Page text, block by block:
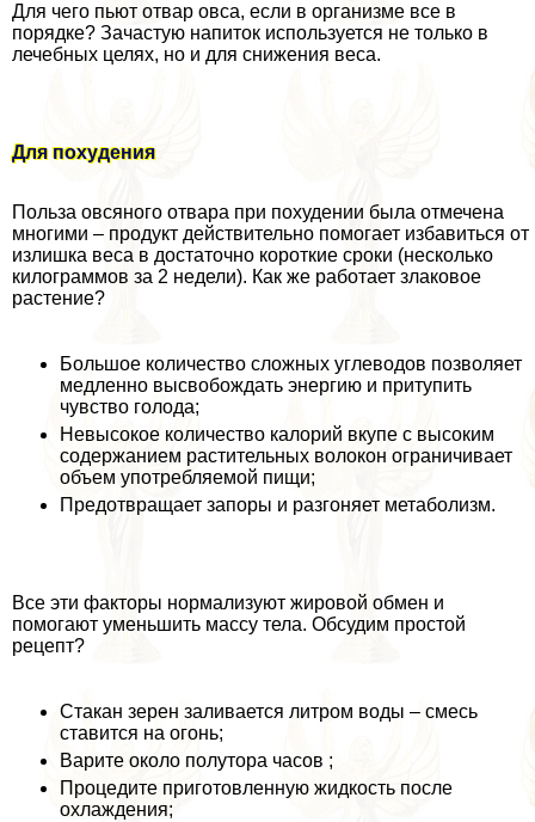
Для чего пьют отвар овса, если в организме все в
порядке? Зачастую напиток используется не только в
лечебных целях, но и для снижения веса.
Для похудения
Польза овсяного отвара при похудении была отмечена
многими – продукт действительно помогает избавиться от
излишка веса в достаточно короткие сроки (несколько
килограммов за 2 недели). Как же работает злаковое
растение?
Большое количество сложных углеводов позволяет
медленно высвобождать энергию и притупить
чувство голода;
Невысокое количество калорий вкупе с высоким
содержанием растительных волокон ограничивает
объем употрeбляемой пищи;
Предотвращает запоры и разгоняет метаболизм.
Все эти факторы нормализуют жировой обмен и
помогают уменьшить массу тела. Обсудим простой
рецепт?
Стакан зерен заливается литром воды – смесь
ставится на огонь;
Варите около полутора часов ;
Процедите приготовленную жидкость после
охлаждения;